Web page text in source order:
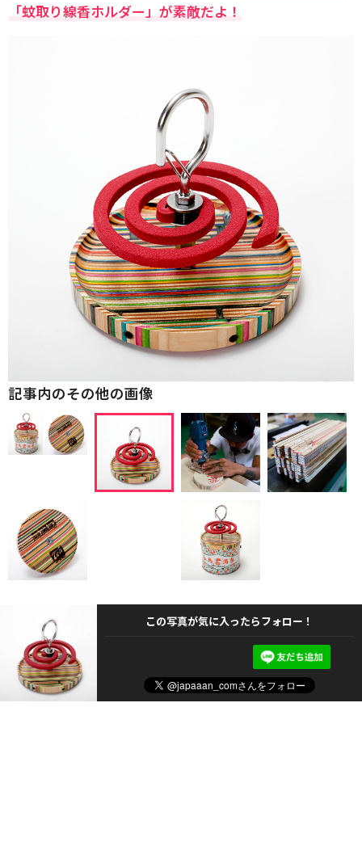
「蚊取り線香ホルダー」が素敵だよ！
記事内のその他の画像
この写真が気に入ったらフォロー！